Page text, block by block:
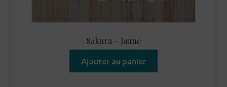
Sakura – Jaune
Ajouter au panier